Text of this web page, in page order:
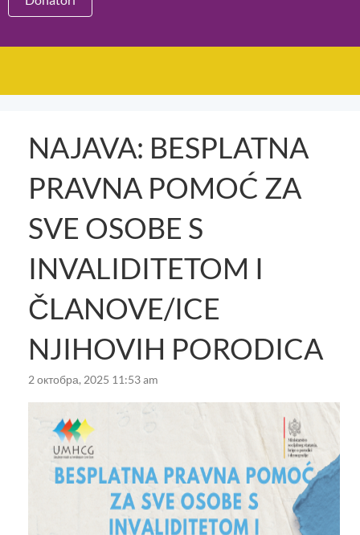
NAJAVA: BESPLATNA
PRAVNA POMOĆ ZA
SVE OSOBE S
INVALIDITETOM I
ČLANOVE/ICE
NJIHOVIH PORODICA
2 октобра, 2025 11:53 am